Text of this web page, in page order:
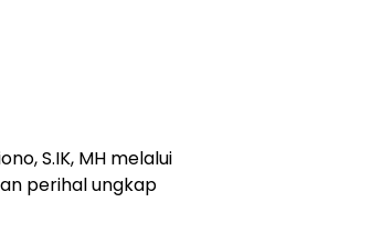
S.IK, MH melalui
perihal ungkap